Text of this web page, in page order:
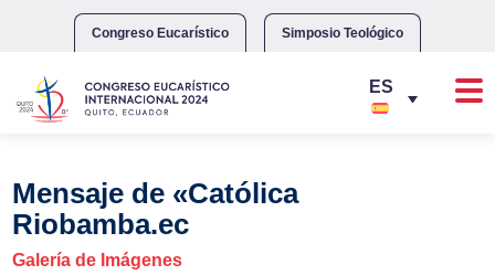
Congreso Eucarístico Simposio Teológico
Mensaje de «Católica
Riobamba.ec
Galería de Imágenes